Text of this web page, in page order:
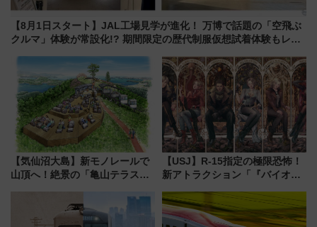
【8月1日スタート】JAL工場見学が進化！ 万博で話題の「空飛ぶ
クルマ」体験が常設化!? 期間限定の歴代制服仮想試着体験もレポ
【気仙沼大島】新モノレールで
山頂へ！絶景の「亀山テラス
暇村のお得な日帰りプランも登
【USJ】R-15指定の極限恐怖！
新アトラクション「『バイオハ
ブ」今秋登場 ―予測不能の恐
怖に泣き叫べ―